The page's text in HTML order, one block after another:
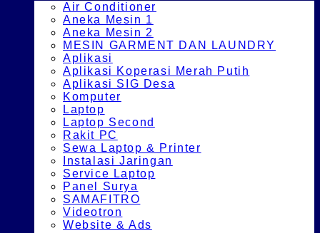
Air Conditioner
Aneka Mesin 1
Aneka Mesin 2
MESIN GARMENT DAN LAUNDRY
Aplikasi
Aplikasi Koperasi Merah Putih
Aplikasi SIG Desa
Komputer
Laptop
Laptop Second
Rakit PC
Sewa Laptop & Printer
Instalasi Jaringan
Service Laptop
Panel Surya
SAMAFITRO
Videotron
Website & Ads